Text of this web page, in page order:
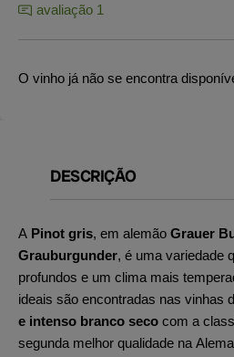
avaliação 1
O vinho já não se encontra
DESCRIÇÃO
A Pinot gris, em alemão Grauer
Grauburgunder, é uma variedade
profundos e um clima mais
ideais são encontradas nas vinhas
e intenso branco seco com a
segunda melhor qualidade na